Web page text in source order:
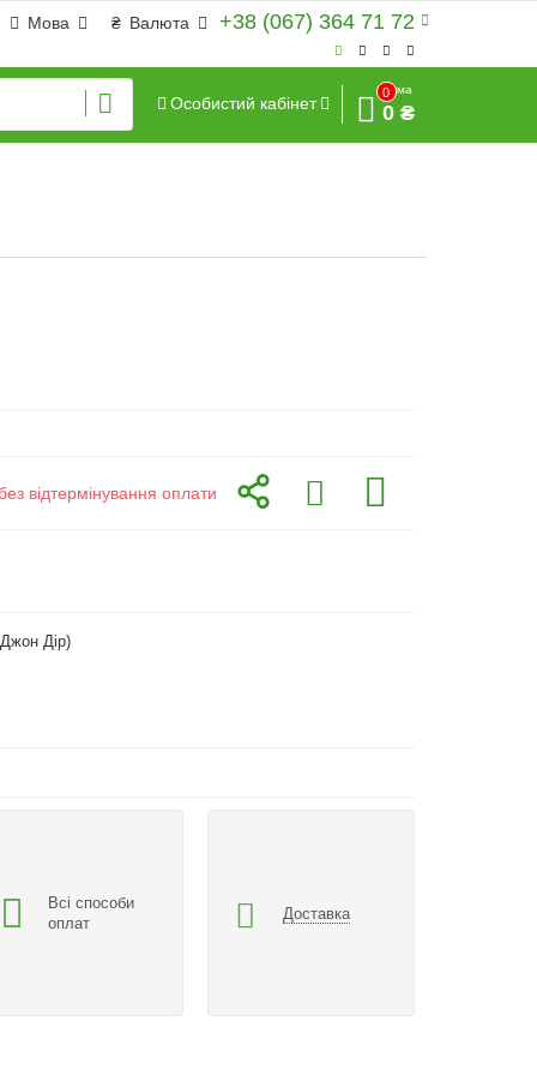
+38 (067) 364 71 72
₴ Валюта
Мова
Особистий кабінет
0
Сума
0 ₴
відтермінування оплати
Дір)
Всі способи
оплат
Доставка